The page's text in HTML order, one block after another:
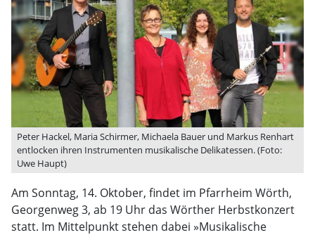
Peter Hackel, Maria Schirmer, Michaela Bauer und Markus Renhart
entlocken ihren Instrumenten musikalische Delikatessen. (Foto:
Uwe Haupt)
Am Sonntag, 14. Oktober, findet im Pfarrheim Wörth,
Georgenweg 3, ab 19 Uhr das Wörther Herbstkonzert
statt. Im Mittelpunkt stehen dabei »Musikalische